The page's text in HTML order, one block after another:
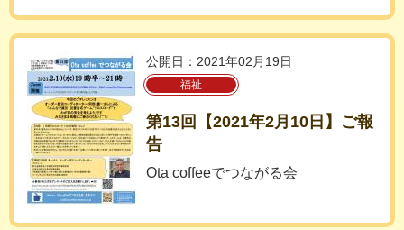
公開日：2021年02月19日
福祉
第13回【2021年2月10日】ご報
告
Ota coffeeでつながる会